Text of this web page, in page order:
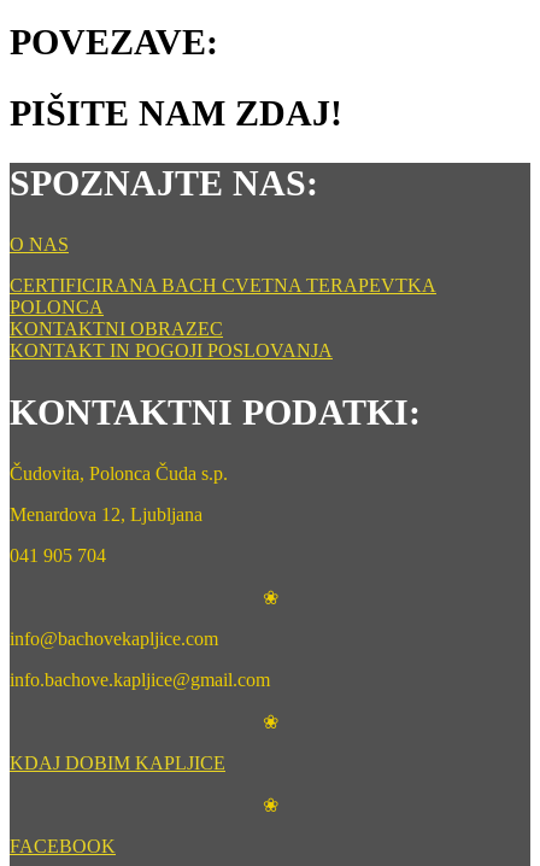
POVEZAVE:
PIŠITE NAM ZDAJ!
SPOZNAJTE NAS:
O NAS
CERTIFICIRANA BACH CVETNA TERAPEVTKA
POLONCA
KONTAKTNI OBRAZEC
KONTAKT IN POGOJI POSLOVANJA
KONTAKTNI PODATKI:
Čudovita, Polonca Čuda s.p.
Menardova 12, Ljubljana
041 905 704
❀
info@bachovekapljice.com
info.bachove.kapljice@gmail.com
❀
KDAJ DOBIM KAPLJICE
❀
FACEBOOK